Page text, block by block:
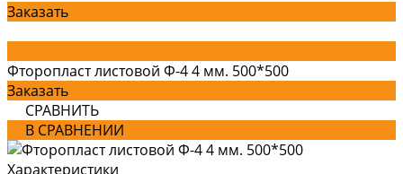
Заказать
Фторопласт листовой Ф-4 4 мм. 500*500
Заказать
СРАВНИТЬ
В СРАВНЕНИИ
Характеристики